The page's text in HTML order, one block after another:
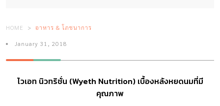
HOME อาหาร & โภชนาการ
January 31, 2018
ไวเอท นิวทริชั่น (Wyeth Nutrition) เบื้องหลังหยดนมที่มี
คุณภาพ